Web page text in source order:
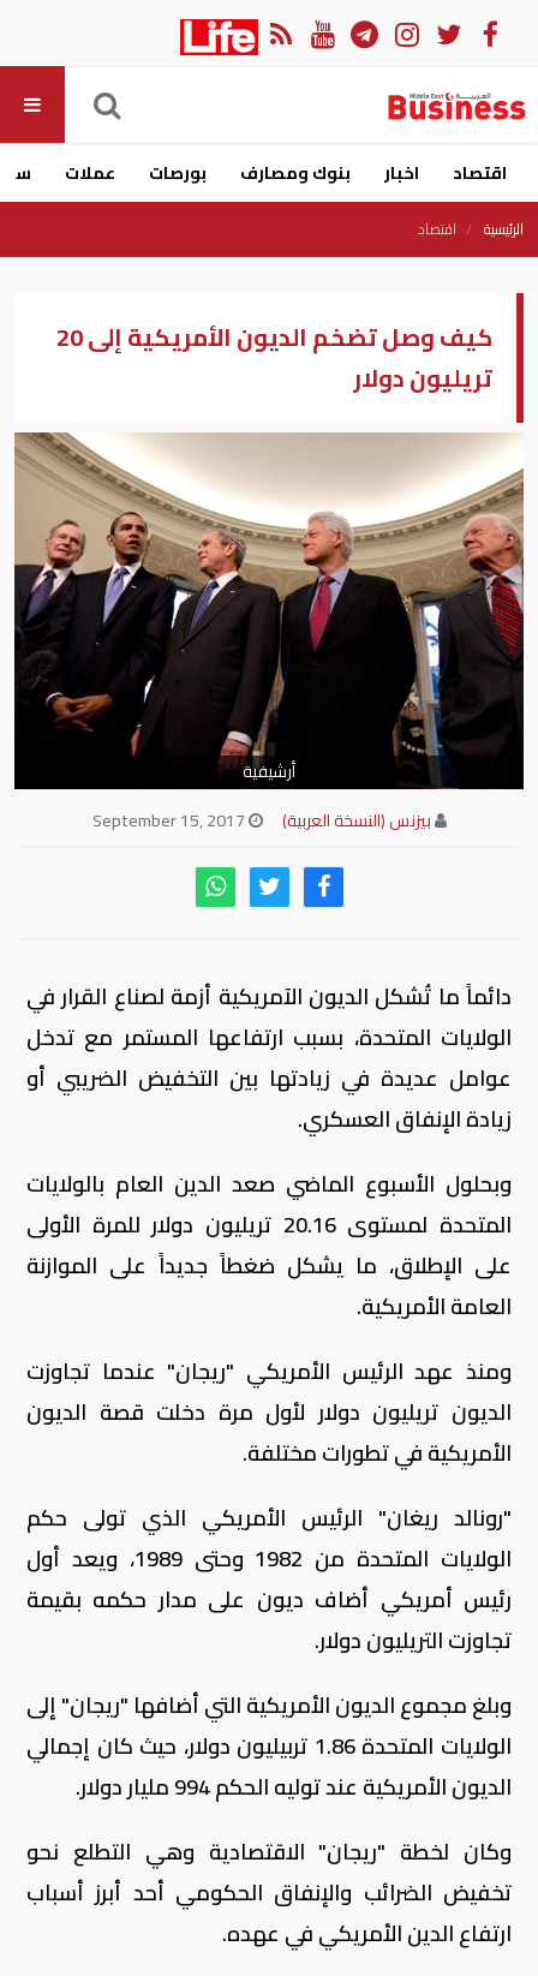
اقتصاد اخبار بنوك ومصارف بورصات عملات
الرئيسية اقتصاد
كيف وصل تضخم الديون الأمريكية إلى 20
تريليون دولار
أرشيفية
بيزنس (النسخة العربية)
دائماً ما تُشكل الديون الآمريكية أزمة لصناع القرار في
الولايات المتحدة، بسبب ارتفاعها المستمر مع تدخل
عوامل عديدة في زيادتها بين التخفيض الضريبي أو
زيادة الإنفاق العسكري.
وبحلول الأسبوع الماضي صعد الدين العام بالولايات
المتحدة لمستوى 20.16 تريليون دولار للمرة الأولى
على الإطلاق، ما يشكل ضغطاً جديداً على الموازنة
العامة الأمريكية.
ومنذ عهد الرئيس الأمريكي "ريجان" عندما تجاوزت
الديون تريليون دولار لأول مرة دخلت قصة الديون
الأمريكية في تطورات مختلفة.
"رونالد ريغان" الرئيس الأمريكي الذي تولى حكم
الولايات المتحدة من 1982 وحتى 1989، ويعد أول
رئيس أمريكي أضاف ديون على مدار حكمه بقيمة
تجاوزت التريليون دولار.
وبلغ مجموع الديون الأمريكية التي أضافها "ريجان" إلى
الولايات المتحدة 1.86 تربيليون دولار، حيث كان إجمالي
الديون الأمريكية عند توليه الحكم 994 مليار دولار.
وكان لخطة "ريجان" الاقتصادية وهي التطلع نحو
تخفيض الضرائب والإنفاق الحكومي أحد أبرز أسباب
ارتفاع الدين الأمريكي في عهده.